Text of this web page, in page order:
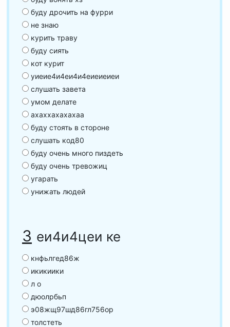
буду дрочить на фурри
не знаю
курить траву
буду сиять
кот курит
уиеие4и4еи4и4еиеиеиеи
слушать завета
умом делате
ахаххахахахаа
буду стоять в стороне
слушать код80
буду очень много пиздеть
буду очень тревожиц
угарать
унижать людей
3 еи4и4цеи ке
кнфьлгед86ж
икикиики
л о
дюолрбьп
э08жщ97шд86гл756ор
толстеть